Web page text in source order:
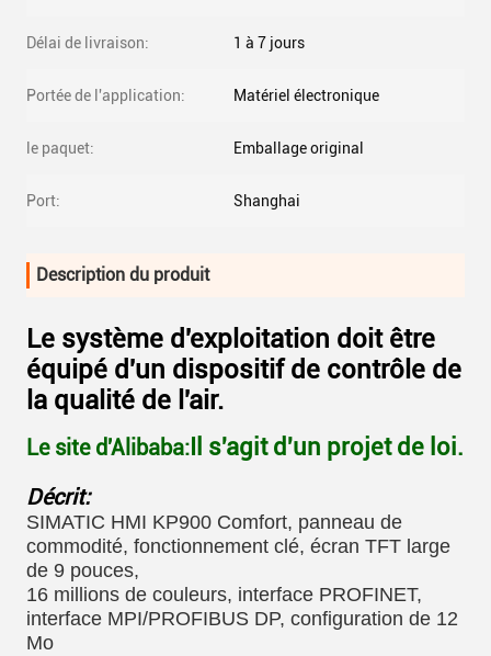
Délai de livraison: 1 à 7 jours
Portée de l'application: Matériel électronique
le paquet: Emballage original
Port: Shanghai
Description du produit
Le système d'exploitation doit être
équipé d'un dispositif de contrôle de
la qualité de l'air.
Le site d'Alibaba: Il s'agit d'un projet de loi.
Décrit:
SIMATIC HMI KP900 Comfort, panneau de
commodité, fonctionnement clé, écran TFT large
de 9 pouces,
16 millions de couleurs, interface PROFINET,
interface MPI/PROFIBUS DP, configuration de 12
Mo